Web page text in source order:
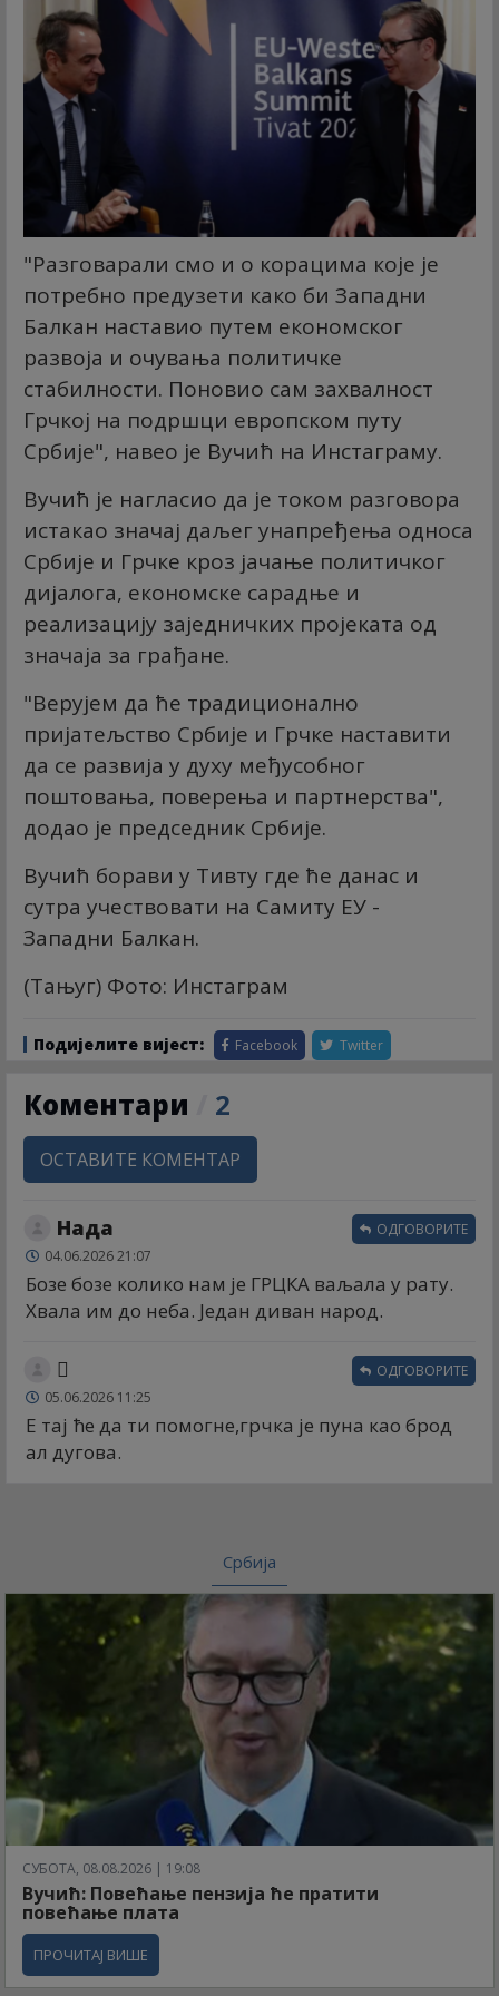
"Разговарали смо и о корацима које је
потребно предузети како би Западни
Балкан наставио путем економског
развоја и очувања политичке
стабилности. Поновио сам захвалност
Грчкој на подршци европском путу
Србије", навео је Вучић на Инстаграму.
Вучић је нагласио да је током разговора
истакао значај даљег унапређења односа
Србије и Грчке кроз јачање политичког
дијалога, економске сарадње и
реализацију заједничких пројеката од
значаја за грађане.
"Верујем да ће традиционално
пријатељство Србије и Грчке наставити
да се развија у духу међусобног
поштовања, поверења и партнерства",
додао је председник Србије.
Вучић борави у Тивту где ће данас и
сутра учествовати на Самиту ЕУ -
Западни Балкан.
(Тањуг) Фото: Инстаграм
Подијелите вијест: Facebook Twitter
Коментари 2
ОСТАВИТЕ КОМЕНТАР
Нада
04.06.2026 21:07
Бозе бозе колико нам је ГРЦКА ваљала у рату.
Хвала им до неба. Један диван народ.
ОДГОВОРИТЕ
🫩
05.06.2026 11:25
Е тај ће да ти помогне,грчка је пуна као брод
ал дугова.
ОДГОВОРИТЕ
Србија
СУБОТА, 08.08.2026 | 19:08
Вучић: Повећање пензија ће пратити
повећање плата
ПРОЧИТАЈ ВИШЕ